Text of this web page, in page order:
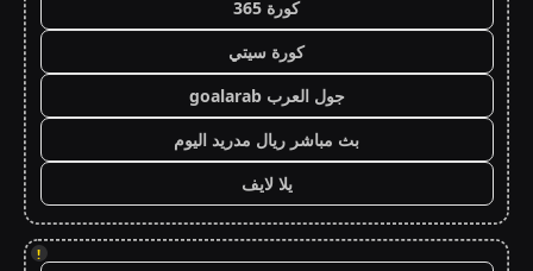
كورة 365
كورة سيتي
جول العرب goalarab
بث مباشر ريال مدريد اليوم
يلا لايف
!